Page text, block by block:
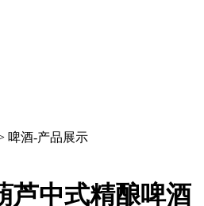
啤酒-产品展示
芦中式精酿啤酒